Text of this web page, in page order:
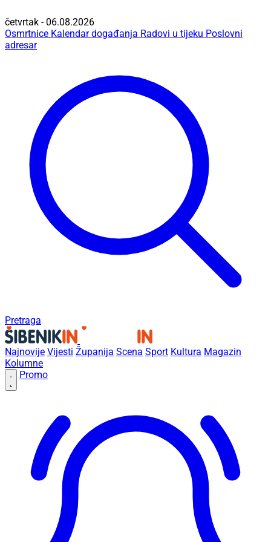
četvrtak - 06.08.2026
Osmrtnice Kalendar događanja Radovi u tijeku Poslovni
adresar
Pretraga
Najnovije Vijesti Županija Scena Sport Kultura Magazin
Kolumne
Promo